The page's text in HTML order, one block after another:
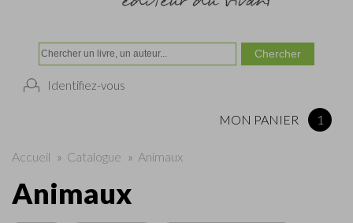
Identifiez-vous
MON PANIER 1
Accueil » Catalogue » Animaux
Animaux